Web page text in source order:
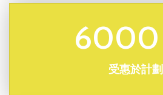
6000
受惠於計劃